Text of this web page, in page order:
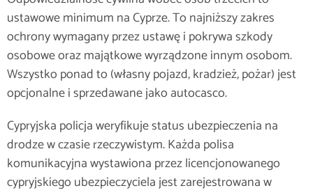
ustawowe minimum na Cyprze. To najniższy zakres
ochrony wymagany przez ustawę i pokrywa szkody
osobowe oraz majątkowe wyrządzone innym osobom.
Wszystko ponad to (własny pojazd, kradzież, pożar) jest
opcjonalne i sprzedawane jako autocasco.
Cypryjska policja weryfikuje status ubezpieczenia na
drodze w czasie rzeczywistym. Każda polisa
komunikacyjna wystawiona przez licencjonowanego
cypryjskiego ubezpieczyciela jest zarejestrowana w